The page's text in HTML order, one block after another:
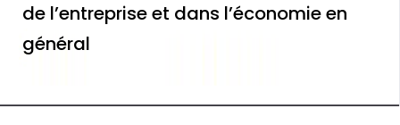
de l’entreprise et dans l’économie en
général